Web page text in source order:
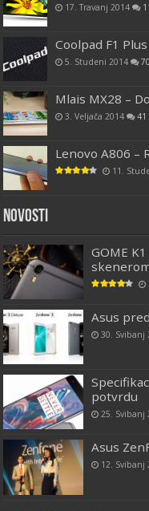
17. Travanj 2014
Coolpad F1
5. Studeni 2014
Mlais MX28 –
3. Veljača 2014
Lenovo A806 –
11.
Novosti
GOME
Asus
30. Svibanj
potvrdu
25. Svibanj
Asus
12. Svibanj